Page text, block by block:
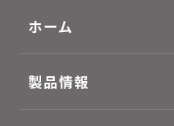
ホーム
製品情報